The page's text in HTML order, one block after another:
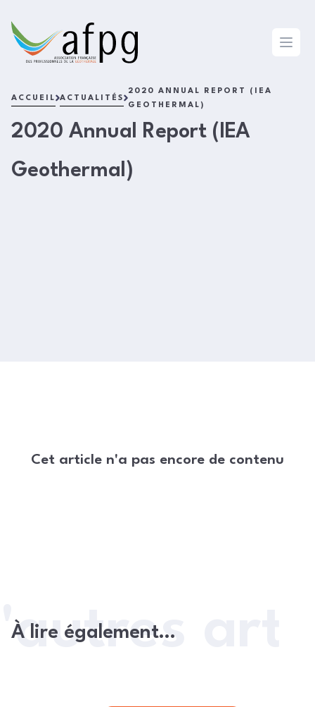
L'AFPG
Open
ACCUEIL ACTUALITÉS
2020 ANNUAL REPORT (IEA
GEOTHERMAL)
2020 Annual Report (IEA
Geothermal)
Cet article n'a pas encore de contenu
À lire également…